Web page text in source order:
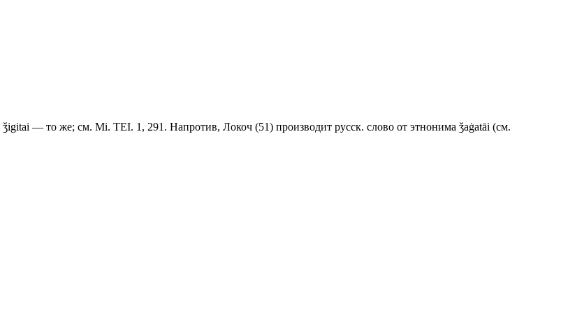
ǯigitai — то же; см. Mi. TEI. 1, 291. Напротив, Локоч (51) производит русск. слово от этнонима ǯaġatāi (см.